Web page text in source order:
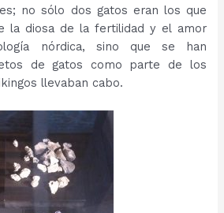
no sólo dos gatos eran los que
la diosa de la fertilidad y el amor
nórdica, sino que se han
de gatos como parte de los
llevaban cabo.